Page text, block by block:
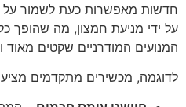
חדשות מאפשרות כעת לשמור על
על ידי מניעת חמצון, מה שהופך
המנועים המודרניים שקטים מאוד
לדוגמה, מכשירים מתקדמים